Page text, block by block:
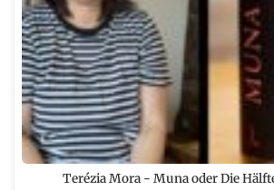
Terézia Mora - Muna oder Die